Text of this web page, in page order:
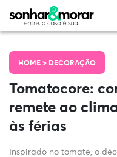
HOME > DECORAÇÃO
Tomatocore:
remete ao
às férias
Inspirado no tomate, o